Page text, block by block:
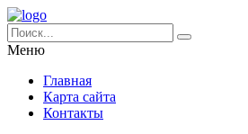
Меню
Главная
Карта сайта
Контакты